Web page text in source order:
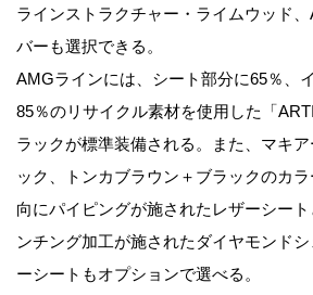
ラインストラクチャー・ライムウッド
バーも選択できる。
AMGラインには、シート部分に65％、
85％のリサイクル素材を使用した「
ラックが標準装備される。また、マキ
ック、トンカブラウン＋ブラックのカ
向にパイピングが施されたレザーシー
ンチング加工が施されたダイヤモンド
ーシートもオプションで選べる。